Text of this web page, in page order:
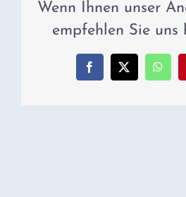
Wenn Ihnen unser
empfehlen Sie uns
Facebook
X